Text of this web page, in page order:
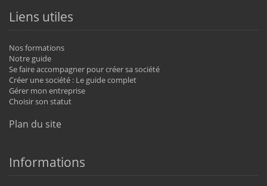
Liens utiles
Nos formations
Notre guide
Se faire accompagner pour créer sa société
Créer une société : Le guide complet
Gérer mon entreprise
Choisir son statut
Plan du site
Informations